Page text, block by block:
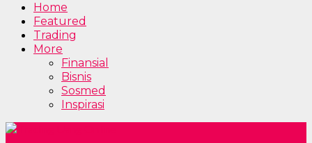
Home
Featured
Trading
More
Finansial
Bisnis
Sosmed
Inspirasi